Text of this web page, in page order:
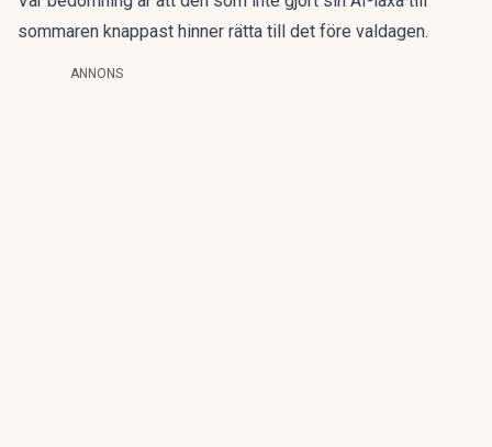
sommaren knappast hinner rätta till det före valdagen.
ANNONS